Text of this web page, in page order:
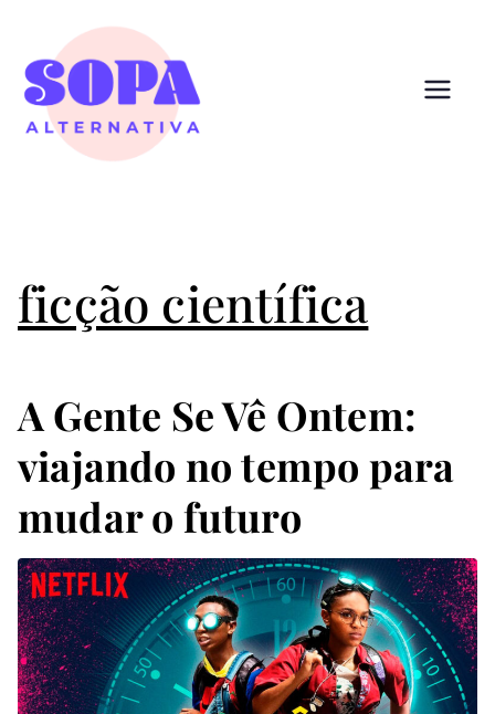
conteúdo
ficção científica
A Gente Se Vê Ontem:
viajando no tempo para
mudar o futuro